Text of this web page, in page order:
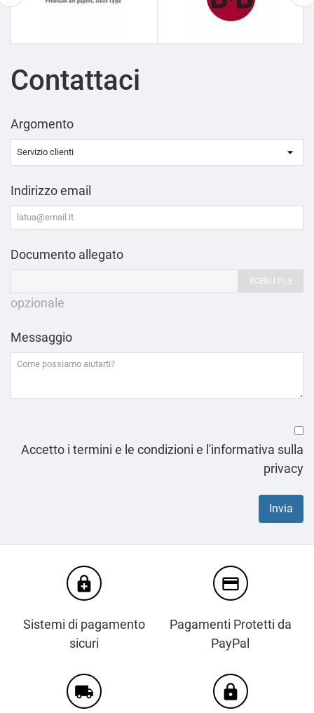
Contattaci
Argomento
Indirizzo email
Documento allegato
SCEGLI FILE
opzionale
Messaggio
Accetto i termini e le condizioni e l'informativa sulla
privacy
enhanced_encryption
Sistemi di pagamento
sicuri
credit_card
Pagamenti Protetti da
PayPal
local_shipping https